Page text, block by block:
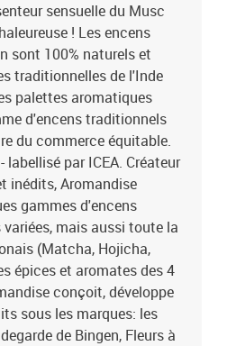
traditions afin d'éveiller vos sens.
combustion de 45 minutes.
sensuelle du Musc
! Les encens
sont 100% naturels et
traditionnelles de l'Inde
palettes aromatiques
d'encens traditionnels
du commerce équitable.
labellisé par ICEA. Créateur
inédits, Aromandise
gammes d'encens
mais aussi toute la
(Matcha, Hojicha,
épices et aromates des 4
conçoit, développe
sous les marques: les
de Bingen, Fleurs à